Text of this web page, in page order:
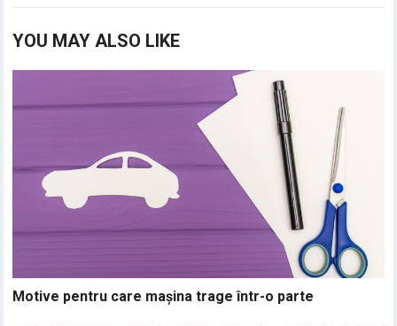
YOU MAY ALSO LIKE
Motive pentru care mașina trage într-o parte